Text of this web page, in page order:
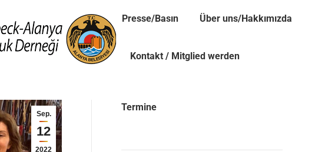
Presse/Basın Über uns/Hakkımızda
Kontakt / Mitglied werden
Sep.
12
2022
Termine